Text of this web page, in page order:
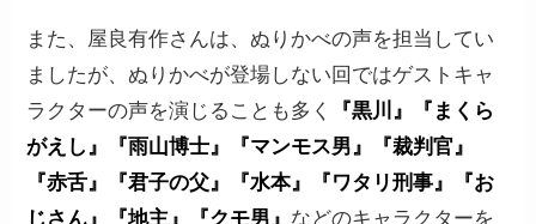
また、屋良有作さんは、ぬりかべの声を担当してい
ましたが、ぬりかべが登場しない回ではゲストキャ
ラクターの声を演じることも多く
『黒川』『まくら
がえし』『雨山博士』『マンモス男』『裁判官』
『赤舌』『君子の父』『水本』『ワタリ刑事』『お
じさん』『地主』『クモ男』 などのキャラクターを